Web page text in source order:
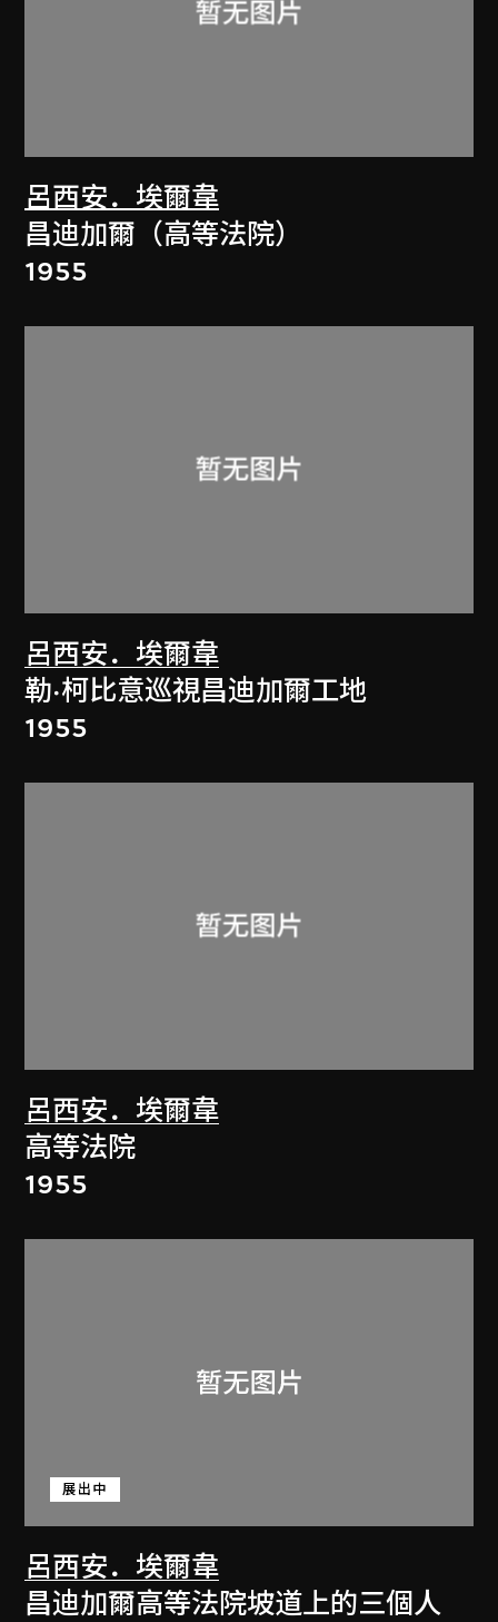
呂西安．埃爾韋
昌迪加爾（高等法院）
1955
呂西安．埃爾韋
勒·柯比意巡視昌迪加爾工地
1955
呂西安．埃爾韋
高等法院
1955
呂西安．埃爾韋
展出中
昌迪加爾高等法院坡道上的三個人